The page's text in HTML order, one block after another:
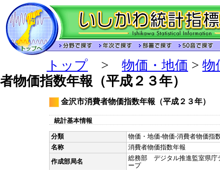
トップ > 物価・地価 > 物
者物価指数年報（平成２３年）
金沢市消費者物価指数年報（平成２３年）
統計基本情報
分類
物価・地価-物価-消費者物価指
名称
消費者物価指数年報
作成部局名
総務部 デジタル推進監室県庁
ープ